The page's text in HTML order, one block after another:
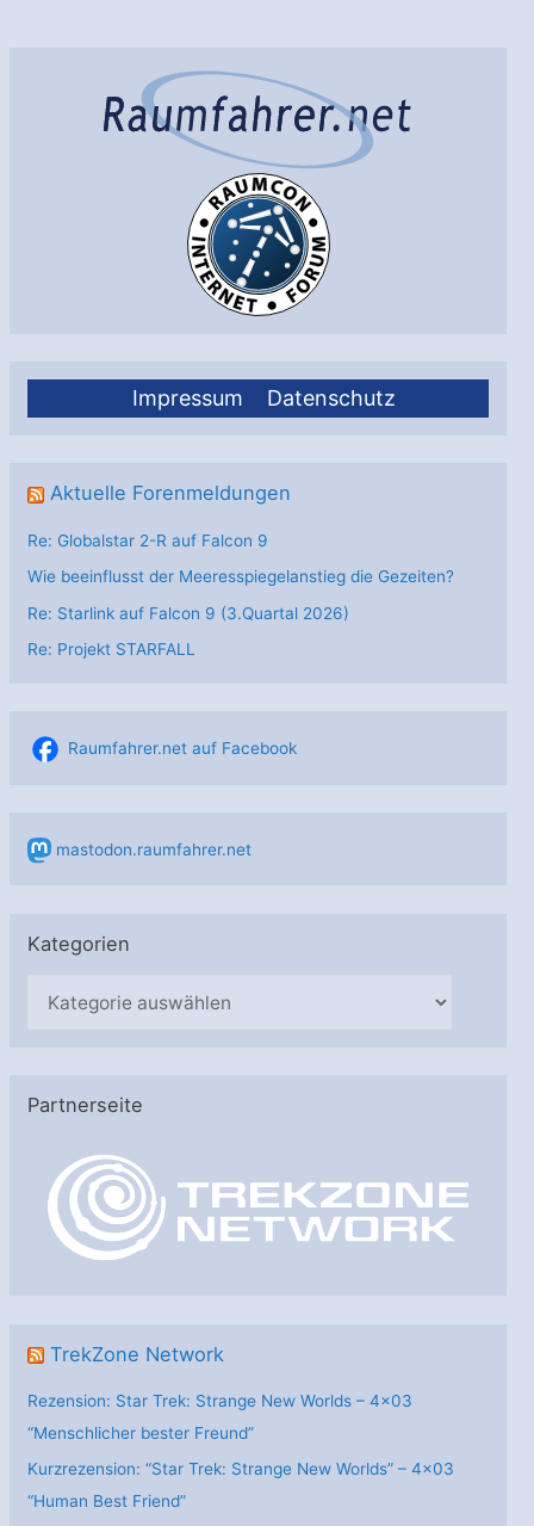
Impressum Datenschutz
Aktuelle Forenmeldungen
Re: Globalstar 2-R auf Falcon 9
Wie beeinflusst der Meeresspiegelanstieg die Gezeiten?
Re: Starlink auf Falcon 9 (3.Quartal 2026)
Re: Projekt STARFALL
Raumfahrer.net auf Facebook
mastodon.raumfahrer.net
Kategorien
g
Partnerseite
TrekZone Network
Rezension: Star Trek: Strange New Worlds – 4×03
“Menschlicher bester Freund”
Kurzrezension: “Star Trek: Strange New Worlds” – 4×03
“Human Best Friend”